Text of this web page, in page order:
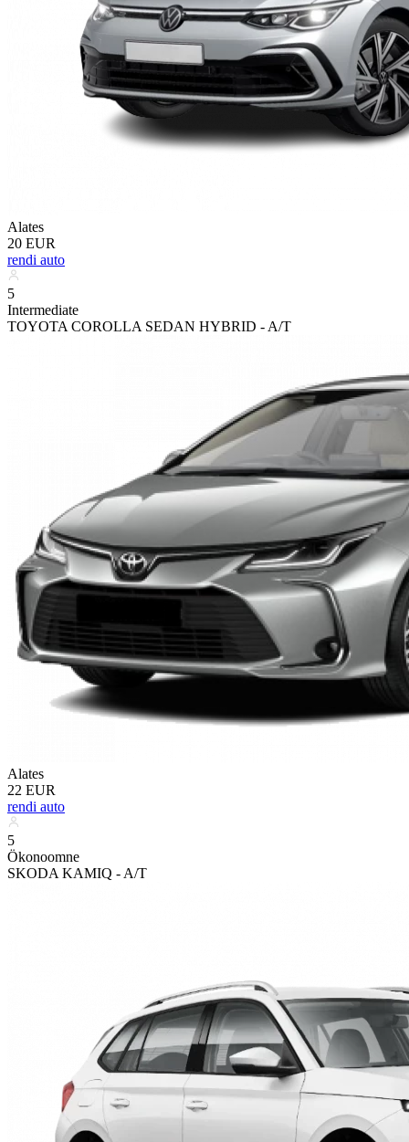
Alates
20 EUR
rendi auto
5
Intermediate
TOYOTA COROLLA SEDAN HYBRID - A/T
Alates
22 EUR
rendi auto
5
Ökonoomne
SKODA KAMIQ - A/T